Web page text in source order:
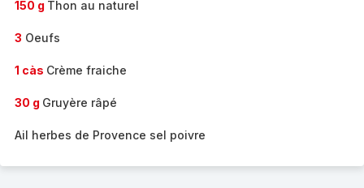
150 g Thon au naturel
3 Oeufs
1 càs Crème fraiche
30 g Gruyère râpé
Ail herbes de Provence sel poivre